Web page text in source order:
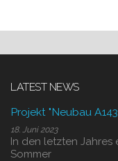
LATEST NEWS
Projekt "Neubau
18. Juni 2023
In den letzten Jahres
Sommer